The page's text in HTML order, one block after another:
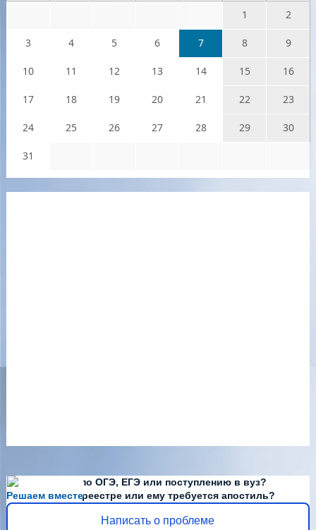
1
2
3 4 5 6 7 8 9
10 11 12 13 14 15 16
17 18 19 20 21 22 23
24 25 26 27 28 29 30
31
Решаем вместе
Есть вопросы по ОГЭ, ЕГЭ или поступлению в вуз?
Диплома нет в реестре или ему требуется апостиль?
Написать о проблеме